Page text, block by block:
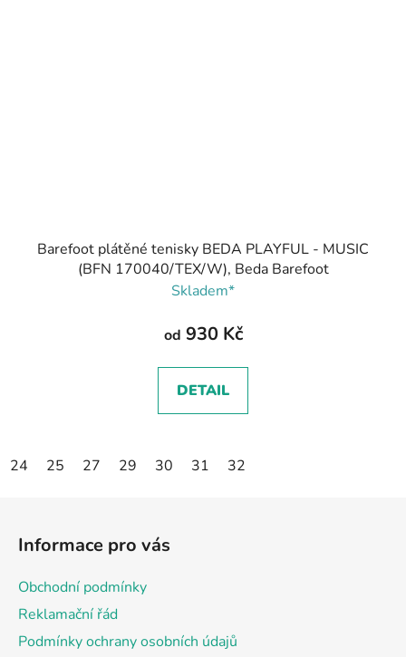
Barefoot plátěné tenisky BEDA PLAYFUL - MUSIC
(BFN 170040/TEX/W), Beda Barefoot
Skladem*
od 930 Kč
DETAIL
24 25 27 29 30 31 32
Informace pro vás
Obchodní podmínky
Reklamační řád
Podmínky ochrany osobních údajů